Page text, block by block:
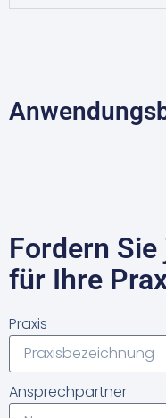
Fordern
für Ihre
Praxis
Ansprechpartner